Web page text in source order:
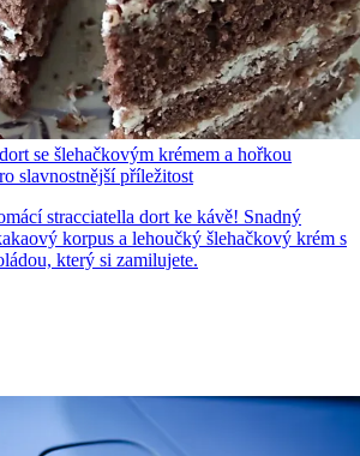
se šlehačkovým krémem a hořkou
slavnostnější příležitost
stracciatella dort ke kávě! Snadný
korpus a lehoučký šlehačkový krém s
který si zamilujete.